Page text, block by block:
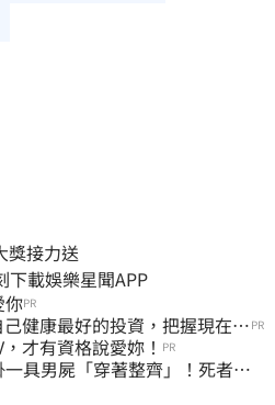
接力送
明星動態 即刻下載娛樂星聞APP
你PR
健康最好的投資，把握現在不 PR
才有資格說愛妳！ PR
具男屍「穿著整齊」！死者身